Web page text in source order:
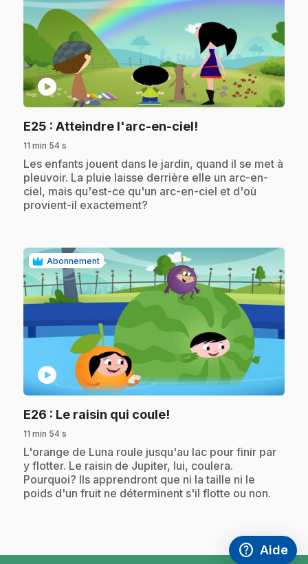
play_circle
E25 : Atteindre l'arc-en-ciel!
11 min 54 s
.Les enfants jouent dans le jardin, quand il se met à
pleuvoir. La pluie laisse derrière elle un arc-en-
ciel, mais qu'est-ce qu'un arc-en-ciel et d'où
provient-il exactement?
Abonnement
play_circle
E26 : Le raisin qui coule!
11 min 54 s
.L'orange de Luna roule jusqu'au lac pour finir par
y flotter. Le raisin de Jupiter, lui, coulera.
Pourquoi? Ils apprendront que ni la taille ni le
poids d'un fruit ne déterminent s'il flotte ou non.
help
Accéder à
Aide
,Ce lien